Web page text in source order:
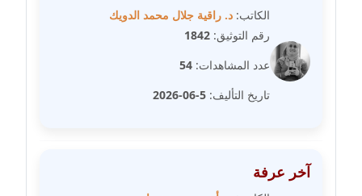
مدونة رشا ماهر
عاملة
مدونة رشيد سبابو
عاملة
الكاتب: د. راقية جلال محمد الدويك
رقم التوثيق: 1842
عدد المشاهدات: 54
تاريخ التأليف: 5-06-2026
آخر عرفة